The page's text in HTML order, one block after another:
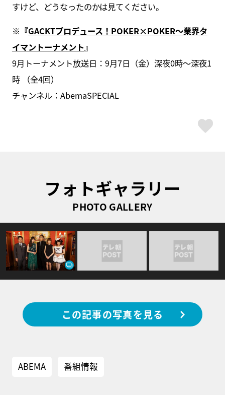
すけど、どうなったのかは見てください。
※『GACKTプロデュース！POKER×POKER〜業界タ
イマントーナメント』
9月トーナメント放送日：9月7日（金）深夜0時～深夜1
時 （全4回）
チャンネル：AbemaSPECIAL
フォトギャラリー
PHOTO GALLERY
この記事の写真を見る
ABEMA 番組情報